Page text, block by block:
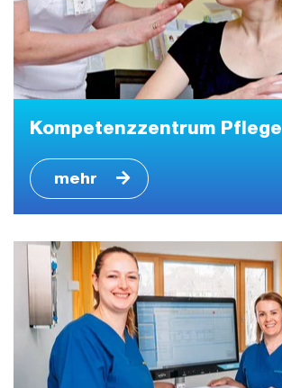
Kompetenzzentrum Pflege
mehr